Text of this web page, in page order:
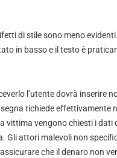
di stile sono meno
in basso e il testo è
l’utente dovrà inserire
richiede effettivamente
vittima vengono chiesti i dati
Gli attori malevoli non
che il denaro non